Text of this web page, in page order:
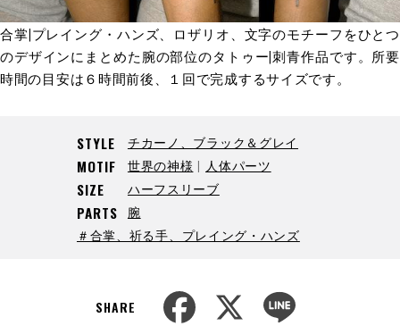
合掌|プレイング・ハンズ、ロザリオ、文字のモチーフをひとつ
のデザインにまとめた腕の部位のタトゥー|刺青作品です。所要
時間の目安は６時間前後、１回で完成するサイズです。
STYLE チカーノ、ブラック＆グレイ
MOTIF 世界の神様 人体パーツ
SIZE ハーフスリーブ
PARTS
腕
＃合掌、祈る手、プレイング・ハンズ
SHARE